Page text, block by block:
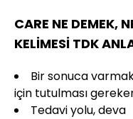
CARE NE DEMEK,
KELİMESİ TDK
Bir sonuca
için tutulması
Tedavi yolu, deva